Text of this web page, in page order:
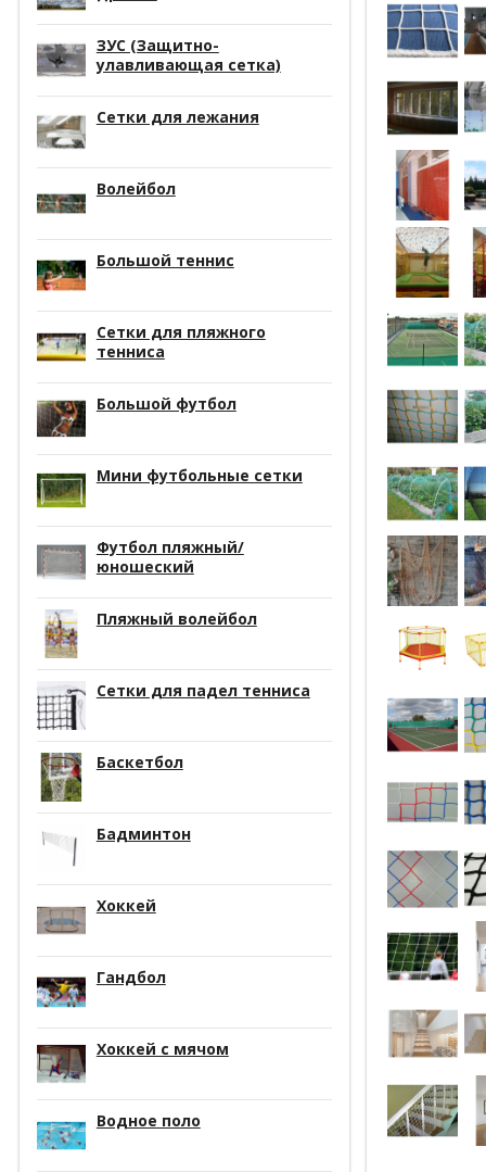
ЗУС (Защитно-
улавливающая сетка)
Сетки для лежания
Волейбол
Большой теннис
Сетки для пляжного
тенниса
Большой футбол
Мини футбольные сетки
Футбол пляжный/
юношеский
Пляжный волейбол
Сетки для падел тенниса
Баскетбол
Бадминтон
Хоккей
Гандбол
Хоккей с мячом
Водное поло